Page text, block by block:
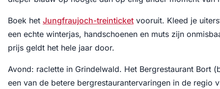
Boek het Jungfraujoch-treinticket vooruit. Kleed je
een echte winterjas, handschoenen en muts zijn
prijs geldt het hele jaar door.
Avond: raclette in Grindelwald. Het Bergrestaurant Bort
een van de betere bergrestaurantervaringen in de regio